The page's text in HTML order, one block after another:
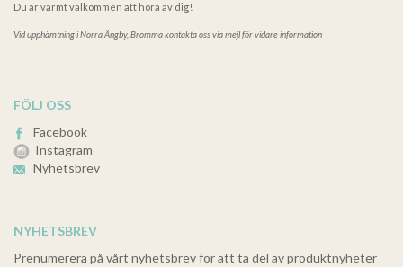
Du är varmt välkommen att höra av dig!
Vid upphämtning iNorra Ängby, Bromma kontakta oss via mejl för vidare information
FÖLJ OSS
Facebook
Instagram
Nyhetsbrev
NYHETSBREV
Prenumerera på vårt nyhetsbrev för att ta del av produktnyheter